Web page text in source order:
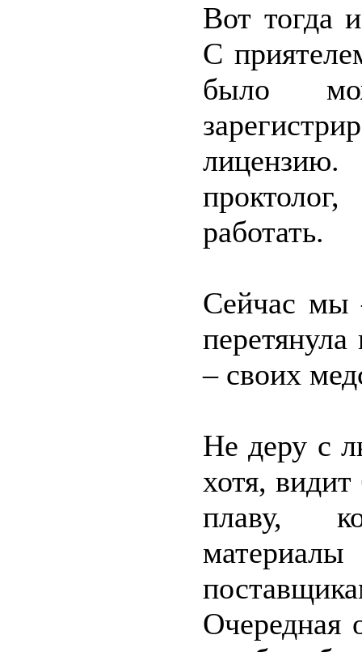
Вот тогда
С
было
работать.
Сейчас мы
– своих
Не деру с
хотя, видит
плаву,
Очередная